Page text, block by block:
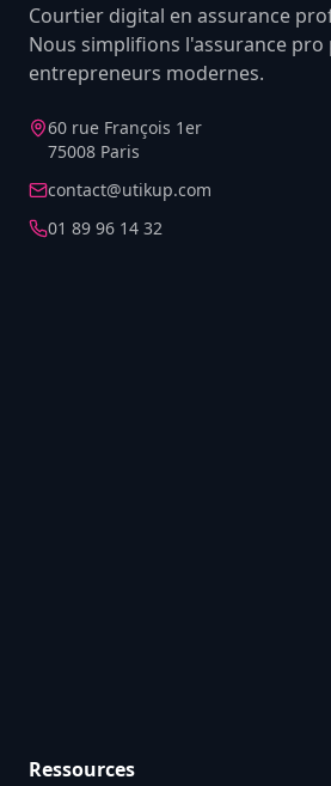
Courtier digital en assurance
Nous simplifions l'assurance pro
entrepreneurs modernes.
60 rue François 1er
75008 Paris
contact@utikup.com
01 89 96 14 32
Ressources